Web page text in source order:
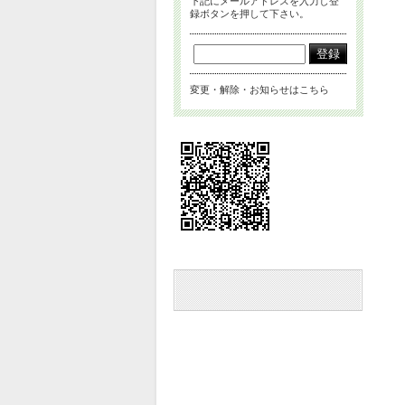
録ボタンを押して下さい。
変更・解除・お知らせはこちら